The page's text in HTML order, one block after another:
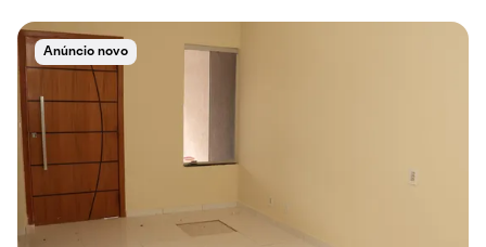
Anúncio novo